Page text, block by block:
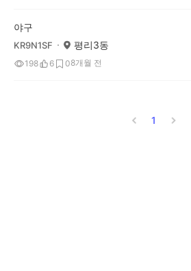
야구
KR9N1SF 평리3동
198 6 08개월 전
1